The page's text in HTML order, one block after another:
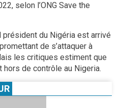
selon l’ONG Save the
président du Nigéria est arrivé
de s’attaquer à
les critiques estiment que
hors de contrôle au Nigeria.